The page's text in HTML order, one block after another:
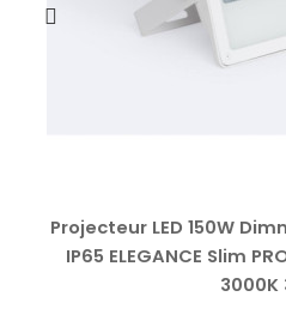
Projecteur LED 150W
IP65 ELEGANCE Slim
3000K